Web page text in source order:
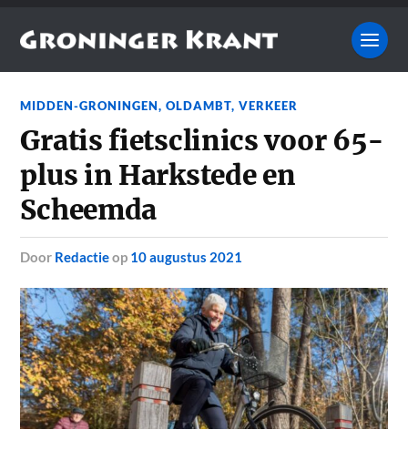
MIDDEN-GRONINGEN,OLDAMBT,VERKEER
Gratis fietsclinics voor 65-
plus in Harkstede en
Scheemda
door Redactieop 10 augustus 2021